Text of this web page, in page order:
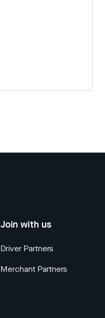
Join with us
Driver Partners
Merchant Partners